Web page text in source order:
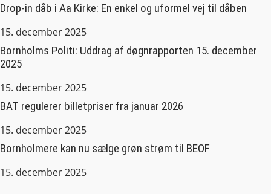
Drop-in dåb i Aa Kirke: En enkel og uformel vej til dåben
15. december 2025
Bornholms Politi: Uddrag af døgnrapporten 15. december
2025
15. december 2025
BAT regulerer billetpriser fra januar 2026
15. december 2025
Bornholmere kan nu sælge grøn strøm til BEOF
15. december 2025